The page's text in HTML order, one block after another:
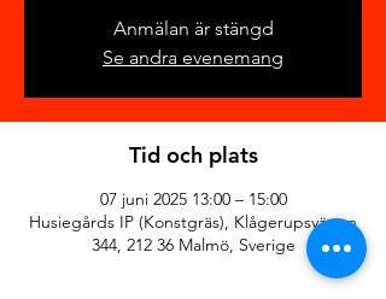
Anmälan är stängd
Se andra evenemang
Tid och plats
07 juni 2025 13:00 – 15:00
Husiegårds IP (Konstgräs), Klågerupsvägen
344, 212 36 Malmö, Sverige